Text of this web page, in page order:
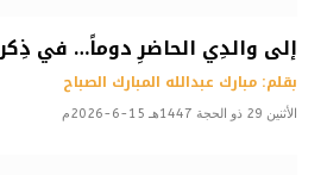
إلى والدِي الحاضرِ دوماً… في
بقلم: مبارك عبدالله المبارك الصباح
الأثنين 29 ذو الحجة 1447هـ 15-6-2026م